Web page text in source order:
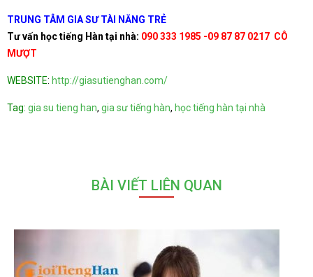
TRUNG TÂM GIA SƯ TÀI NĂNG TRẺ
Tư vấn học tiếng Hàn tại nhà: 090 333 1985 -09 87 87 0217 CÔ
MƯỢT
WEBSITE: http://giasutienghan.com/
Tag: gia su tieng han, gia sư tiếng hàn, học tiếng hàn tại nhà
BÀI VIẾT LIÊN QUAN